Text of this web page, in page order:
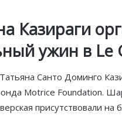
Казираги
ужин в Le
Санто Доминго
Motrice Foundation.
присутствовали